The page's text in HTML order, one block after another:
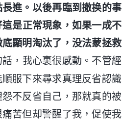
進。以後再臨到撤换的事
是正常現象，如果一成不
顯明淘汰了，没法蒙拯救
，我心裏很感動。不管經
服下來尋求真理反省認識
不反省自己，那就真的被
苦但却警醒了我，促使我